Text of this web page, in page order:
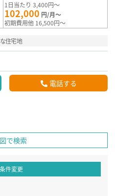
1日当たり 3,400円～
102,000 円/月～
初期費用他 16,500円～
住宅地
電話する
で検索
件変更